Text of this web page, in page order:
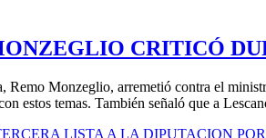
CRITICÓ
Remo Monzeglio, arremetió contra el
estos temas. También señaló que a